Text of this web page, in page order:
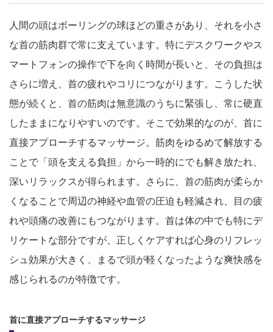
人間の頭はボーリングの球ほどの重さがあり、それを小さ
な首の筋肉群で常に支えています。特にデスクワークやス
マートフォンの操作で下を向く時間が長いと、その負担は
さらに増え、首の疲れやコリにつながります。こうした状
態が続くと、首の筋肉は無意識のうちに緊張し、常に硬直
したままになりやすいのです。そこで効果的なのが、首に
直接アプローチするマッサージ。筋肉をゆるめて解放する
ことで「頭を支える負担」から一時的にでも解き放たれ、
深いリラックスが得られます。さらに、首の筋肉が柔らか
くなることで周辺の神経や血管の圧迫も軽減され、目の疲
れや頭痛の改善にもつながります。首は体の中でも特にデ
リケートな部分ですが、正しくケアすれば心身のリフレッ
シュ効果が大きく、まるで頭が軽くなったような爽快感を
感じられるのが特徴です。
首に直接アプローチするマッサージ